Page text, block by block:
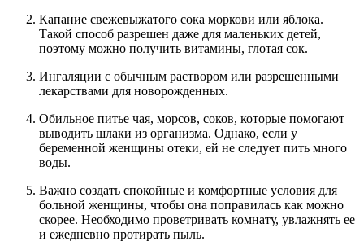
Капание свежевыжатого сока моркови или яблока.
Такой способ разрешен даже для маленьких детей,
поэтому можно получить витамины, глотая сок.
Ингаляции с обычным раствором или разрешенными
лекарствами для новорожденных.
Обильное питье чая, морсов, соков, которые помогают
выводить шлаки из организма. Однако, если у
беременной женщины отеки, ей не следует пить много
воды.
Важно создать спокойные и комфортные условия для
больной женщины, чтобы она поправилась как можно
скорее. Необходимо проветривать комнату, увлажнять ее
и ежедневно протирать пыль.